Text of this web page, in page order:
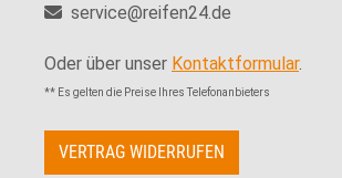
service@reifen24.de
Oder über unser Kontaktformular.
** Es gelten die Preise Ihres Telefonanbieters
VERTRAG WIDERRUFEN